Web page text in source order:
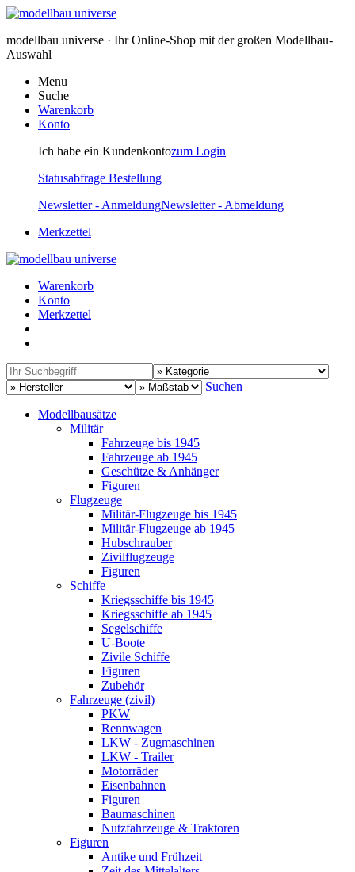
modellbau universe · Ihr Online-Shop mit der großen Modellbau-
Auswahl
Menu
Suche
Warenkorb
Konto
Ich habe ein Kundenkontozum Login
Statusabfrage Bestellung
Newsletter - AnmeldungNewsletter - Abmeldung
Merkzettel
Warenkorb
Konto
Merkzettel
Suchen
Modellbausätze
Militär
Fahrzeuge bis 1945
Fahrzeuge ab 1945
Geschütze & Anhänger
Figuren
Flugzeuge
Militär-Flugzeuge bis 1945
Militär-Flugzeuge ab 1945
Hubschrauber
Zivilflugzeuge
Figuren
Schiffe
Kriegsschiffe bis 1945
Kriegsschiffe ab 1945
Segelschiffe
U-Boote
Zivile Schiffe
Figuren
Zubehör
Fahrzeuge (zivil)
PKW
Rennwagen
LKW - Zugmaschinen
LKW - Trailer
Motorräder
Eisenbahnen
Figuren
Baumaschinen
Nutzfahrzeuge & Traktoren
Figuren
Antike und Frühzeit